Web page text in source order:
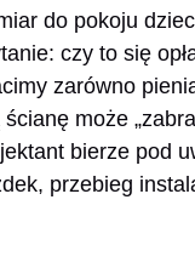
do pokoju
czy to się
zarówno
może
bierze pod
przebieg